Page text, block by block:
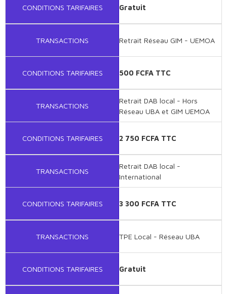
CONDITIONS TARIFAIRES Gratuit
TRANSACTIONS Retrait Réseau GIM - UEMOA
CONDITIONS TARIFAIRES 500 FCFA TTC
TRANSACTIONS
Retrait DAB local - Hors
Réseau UBA et GIM UEMOA
CONDITIONS TARIFAIRES 2 750 FCFA TTC
TRANSACTIONS
Retrait DAB local -
International
CONDITIONS TARIFAIRES 3 300 FCFA TTC
TRANSACTIONS TPE Local - Réseau UBA
CONDITIONS TARIFAIRES Gratuit